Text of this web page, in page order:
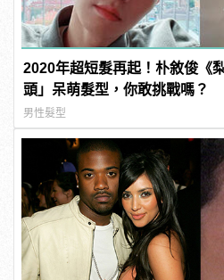
2020年超短髮再起！朴敘俊《
頭」呆萌髮型，你敢挑戰嗎？
男性髮型